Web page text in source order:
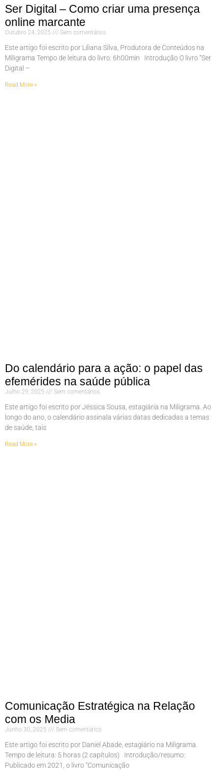
Ser Digital – Como criar uma presença
online marcante
Outubro 24, 2025 Sem comentários
Este artigo foi escrito por Liliana Silva, Produtora de Conteúdos na
Miligrama Tempo de leitura do livro: 6h00min Introdução O livro “Ser
Digital –
Read More »
Do calendário para a ação: o papel das
efemérides na saúde pública
Julho 29, 2025 Sem comentários
Este artigo foi escrito por Jéssica Sousa, estagiária na Miligrama. Ao
longo do ano, o calendário assinala várias datas dedicadas a temas
de saúde, tais
Read More »
Comunicação Estratégica na Relação
com os Media
Junho 30, 2025 Sem comentários
Este artigo foi escrito por Daniel Abade, estagiário na Miligrama.
Tempo de leitura: 5 horas (2 capítulos) Introdução/resumo:
Publicado em 2021, o livro “Comunicação